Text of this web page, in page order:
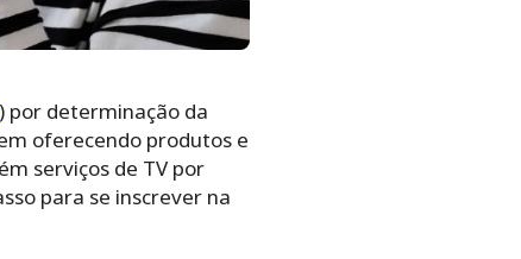
por determinação da
oferecendo produtos e
serviços de TV por
para se inscrever na